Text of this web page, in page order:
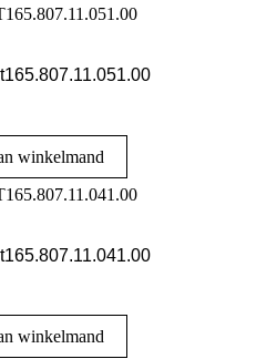
winkelmand
winkelmand